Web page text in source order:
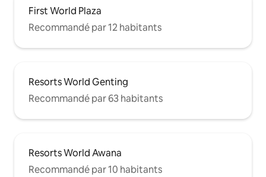
First World Plaza
Recommandé par 12 habitants
Resorts World Genting
Recommandé par 63 habitants
Resorts World Awana
Recommandé par 10 habitants